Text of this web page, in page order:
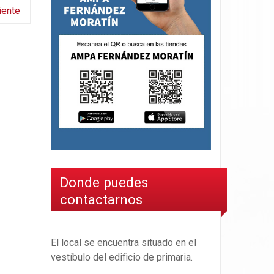
Donde puedes
contactarnos
El local se encuentra situado en el
vestíbulo del edificio de primaria.